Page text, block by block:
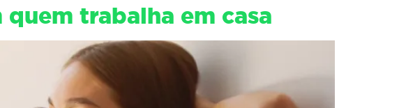
trabalha em casa